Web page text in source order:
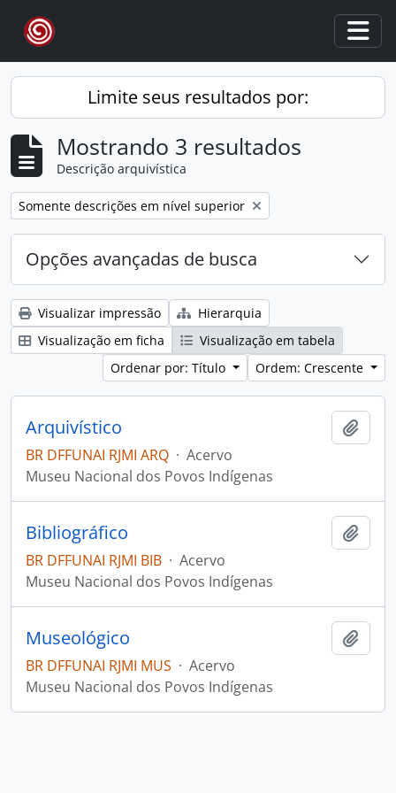
Skip to main content
Limite seus resultados por:
Mostrando 3 resultados
Descrição arquivística
Remover filtro:
Somente descrições em nível superior
Opções avançadas de busca
Visualizar impressão
Hierarquia
Visualização em ficha
Visualização em tabela
Ordenar por: Título
Ordem: Crescente
Arquivístico
BR DFFUNAI RJMI ARQ · Acervo
Museu Nacional dos Povos Indígenas
Bibliográfico
BR DFFUNAI RJMI BIB · Acervo
Museu Nacional dos Povos Indígenas
Museológico
BR DFFUNAI RJMI MUS · Acervo
Museu Nacional dos Povos Indígenas